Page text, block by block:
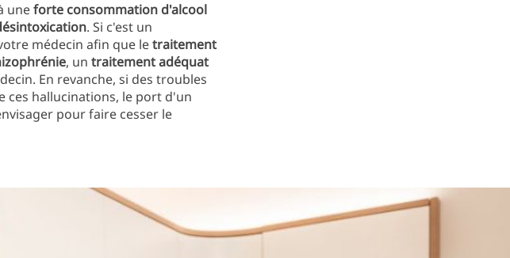
uneforte consommation d'alcool
. Si c'est un
médecin afin que letraitement
, un traitement adéquat
En revanche, si des troubles
ces hallucinations, le port d'un
pour faire cesser le